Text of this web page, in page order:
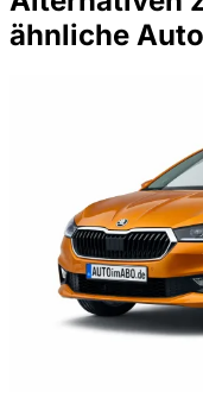
ähnliche